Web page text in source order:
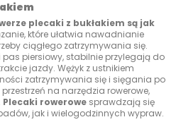
plecaki z bukłakiem są jak
które ułatwia nawadnianie
ciągłego zatrzymywania się.
piersiowy, stabilnie przylegają do
jazdy. Wężyk z ustnikiem
zatrzymywania się i sięgania po
na narzędzia rowerowe,
Plecaki rowerowe sprawdzają się
jak i wielogodzinnych wypraw.